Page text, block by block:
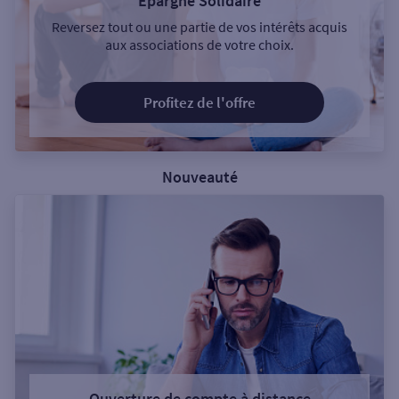
Reversez tout ou une partie de vos intérêts acquis
aux associations de votre choix.
Profitez de l'offre
Nouveauté